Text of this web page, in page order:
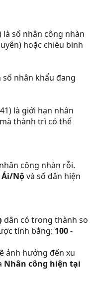
số nhân công nhàn
hoặc chiêu binh
nhân khẩu đang
là giới hạn nhân
thành trì có thể
công nhàn rỗi.
Ái/Nộvà số dân hiện
dân có trong thành so
tính bằng: 100 -
ảnh hưởng đến xu
Nhân công hiện tại